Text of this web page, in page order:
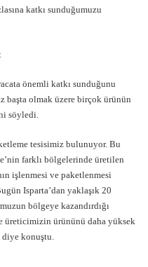
katkı sunduğumuzu
önemli katkı sunduğunu
başta olmak üzere birçok ürünün
söyledi.
tesisimiz bulunuyor. Bu
farklı bölgelerinde üretilen
işlenmesi ve paketlenmesi
Isparta’dan yaklaşık 20
bölgeye kazandırdığı
üreticimizin ürününü daha yüksek
diye konuştu.